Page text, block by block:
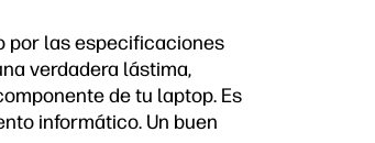
por las especificaciones
verdadera lástima,
de tu laptop. Es
informático. Un buen